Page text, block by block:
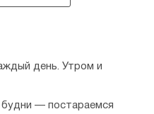
день. Утром и
будни — постараемся